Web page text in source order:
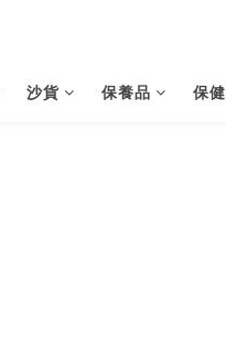
沙貨 保養品 保健